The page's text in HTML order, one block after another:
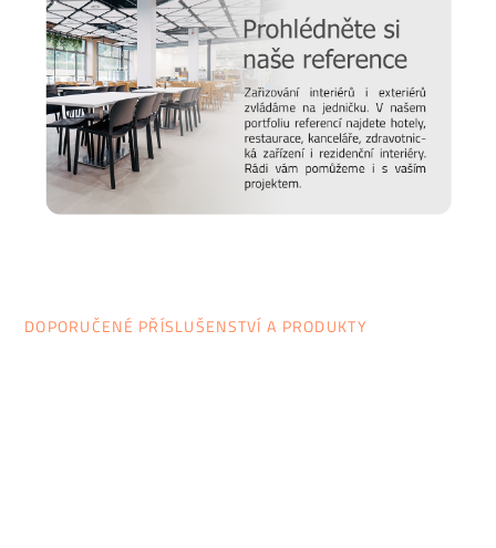
DOPORUČENÉ PŘÍSLUŠENSTVÍ A PRODUKTY